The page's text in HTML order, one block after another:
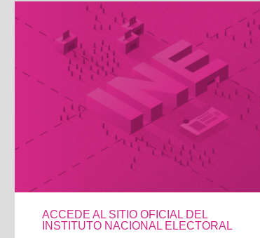
ACCEDE AL SITIO OFICIAL DEL
INSTITUTO NACIONAL ELECTORAL